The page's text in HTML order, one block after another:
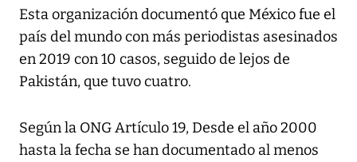
Esta organización documentó que México fue el
país del mundo con más periodistas asesinados
en 2019 con 10 casos, seguido de lejos de
Pakistán, que tuvo cuatro.
Según la ONG Artículo 19, Desde el año 2000
hasta la fecha se han documentado al menos